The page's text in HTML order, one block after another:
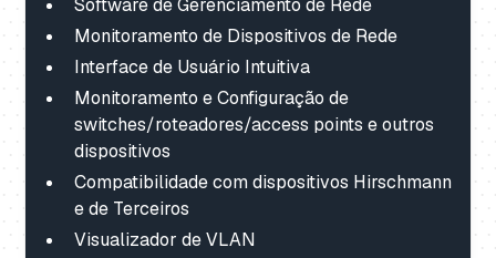
Software de Gerenciamento de Rede
Monitoramento de Dispositivos de Rede
Interface de Usuário Intuitiva
Monitoramento e Configuração de
switches/roteadores/access points e outros
dispositivos
Compatibilidade com dispositivos Hirschmann
e de Terceiros
Visualizador de VLAN